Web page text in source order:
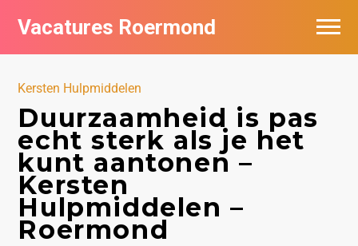
Vacatures Roermond
Kersten Hulpmiddelen
Duurzaamheid is pas
echt sterk als je het
kunt aantonen –
Kersten
Hulpmiddelen –
Roermond
Vacatures per bedrijf in Roermond
De populairste vacatures in Roermond
Nieuwsbrief feed